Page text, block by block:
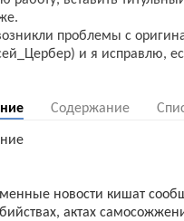
проблемы с
и я исправлю,
Содержание
новости кишат
актах